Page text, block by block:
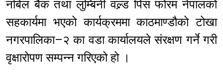
नबिल बैंक तथा लुम्बिनी वल्र्ड पिस फोरम नेपालको
सहकार्यमा भएको कार्यक्रममा काठमाण्डौको टोखा
नगरपालिका–२ का वडा कार्यालयले संरक्षण गर्ने गरी
वृक्षारोपण सम्पन्न गरिएको हो ।